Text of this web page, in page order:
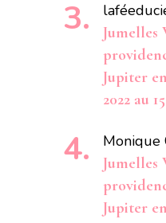
Jumelles
Jupiter
2022 au
Monique
Jumelles
Jupiter